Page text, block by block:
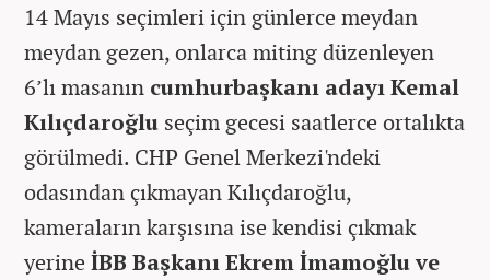
14 Mayıs seçimleri için günlerce meydan
meydan gezen, onlarca miting düzenleyen
6’lı masanın cumhurbaşkanı adayı Kemal
Kılıçdaroğlu seçim gecesi saatlerce ortalıkta
görülmedi. CHP Genel Merkezi'ndeki
odasından çıkmayan Kılıçdaroğlu,
kameraların karşısına ise kendisi çıkmak
yerine İBB Başkanı Ekrem İmamoğlu ve